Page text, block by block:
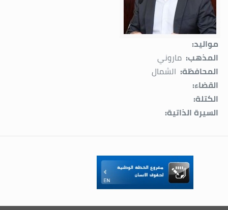
مواليد:
المذهب: ماروني
المحافظة: الشمال
القضاء:
الكتلة:
السيرة الذاتية: